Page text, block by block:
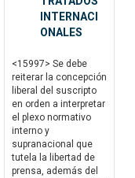
INTERNACI
ONALES
<15997> Se debe
reiterar la concepción
liberal del suscripto
en orden a interpretar
el plexo normativo
interno y
supranacional que
tutela la libertad de
prensa, además del